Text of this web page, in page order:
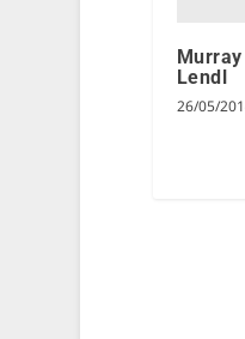
Lendl
26/05/